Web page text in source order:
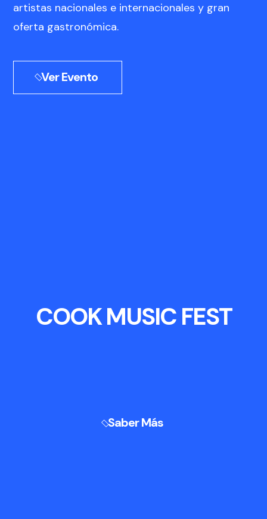
artistas nacionales e internacionales y gran
oferta gastronómica.
Ver Evento
COOK MUSIC FEST
Saber Más